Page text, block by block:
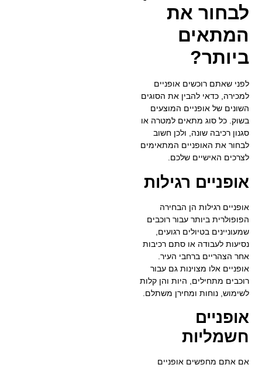
לבחור את
המתאים
ביותר?
לפני שאתם רוכשים אופניים
למכירה, כדאי להבין את הסוגים
השונים של אופניים המוצעים
בשוק. כל סוג מתאים למטרה או
סגנון רכיבה שונה, ולכן חשוב
לבחור את האופניים המתאימים
לצרכים האישיים שלכם.
אופניים רגילות
אופניים רגילות הן הבחירה
הפופולרית ביותר עבור רוכבים
שמעוניינים בטיולים רגועים,
נסיעות לעבודה או סתם רכיבות
אחר הצהריים ברחבי העיר.
אופניים אלו מצוינות גם עבור
רוכבים מתחילים, היות והן קלות
לשימוש, נוחות ומחירן משתלם.
אופניים
חשמליות
אם אתם מחפשים אופניים